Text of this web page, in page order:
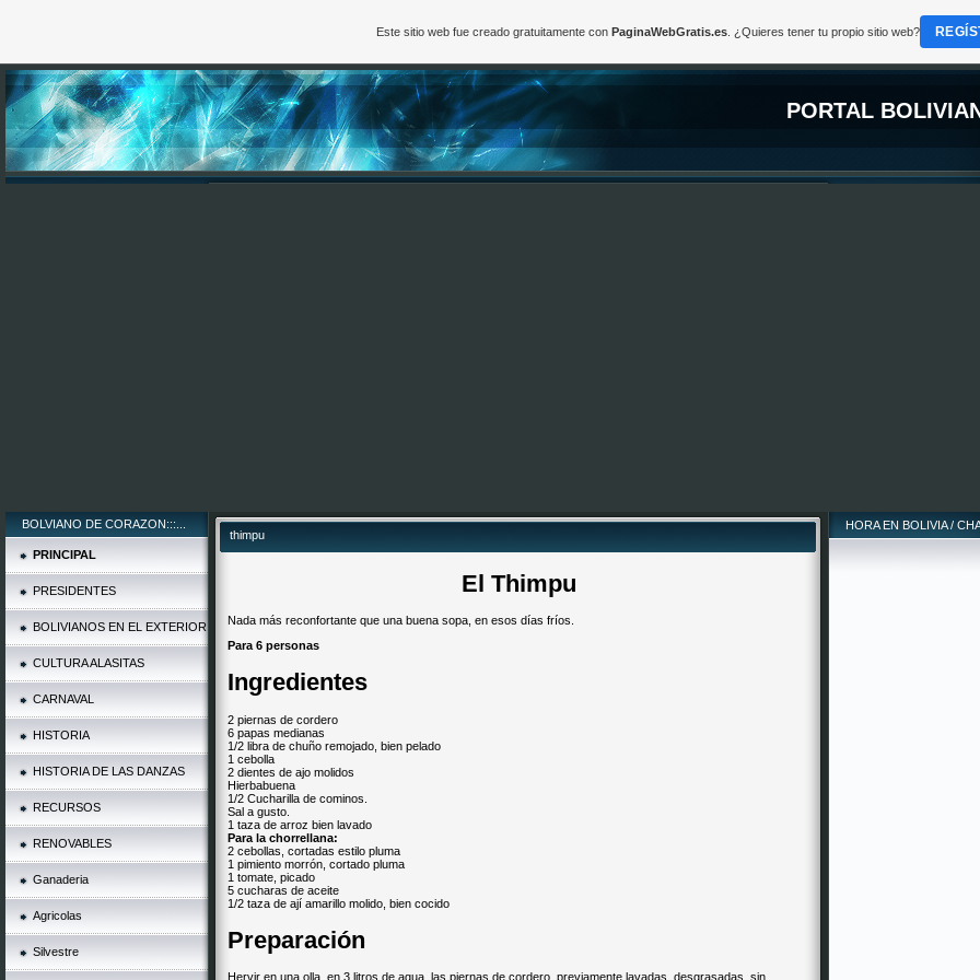
PORTAL
BOLVIANO DE CORAZON:::...
PRINCIPAL
PRESIDENTES
BOLIVIANOS EN EL EXTERIOR
CULTURA ALASITAS
CARNAVAL
HISTORIA
HISTORIA DE LAS DANZAS
RECURSOS
RENOVABLES
Ganaderia
Agricolas
Silvestre
thimpu
El Thimpu
Nada más reconfortante que una buena sopa, en esos días fríos.
Para 6 personas
Ingredientes
2 piernas de cordero
6 papas medianas
1/2 libra de chuño remojado, bien pelado
1 cebolla
2 dientes de ajo molidos
Hierbabuena
1/2 Cucharilla de cominos.
Sal a gusto.
1 taza de arroz bien lavado
Para la chorrellana:
2 cebollas, cortadas estilo pluma
1 pimiento morrón, cortado pluma
1 tomate, picado
5 cucharas de aceite
1/2 taza de ají amarillo molido, bien cocido
Preparación
Hervir en una olla, en 3 litros de agua, las piernas de cordero, previamente lavadas, desgrasadas, sin
HORA EN BOLIVIA /
Este sitio web fue creado gratuitamente con PaginaWebGratis.es. ¿Quieres tener tu propio sitio web?